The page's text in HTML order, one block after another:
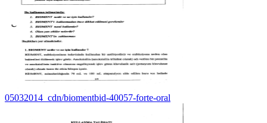
05032014_cdn/biomentbid-40057-forte-oral